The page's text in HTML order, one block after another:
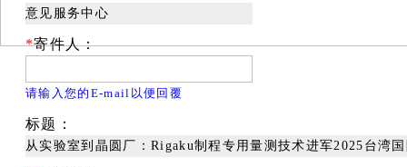
意见服务中心
*寄件人：
请输入您的E-mail以便回覆
标题：
从实验室到晶圆厂：Rigaku制程专用量测技术进军2025台湾